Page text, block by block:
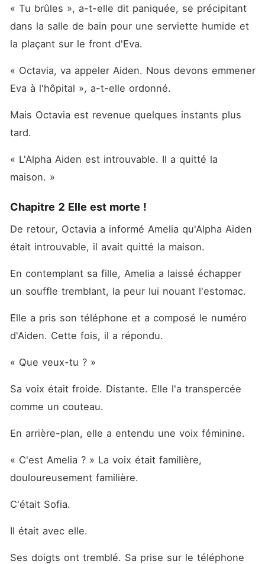
« Tu brûles », a-t-elle dit paniquée, se précipitant
dans la salle de bain pour une serviette humide et
la plaçant sur le front d'Eva.
« Octavia, va appeler Aiden. Nous devons emmener
Eva à l'hôpital », a-t-elle ordonné.
Mais Octavia est revenue quelques instants plus
tard.
« L'Alpha Aiden est introuvable. Il a quitté la
maison. »
Chapitre 2 Elle est morte !
De retour, Octavia a informé Amelia qu'Alpha Aiden
était introuvable, il avait quitté la maison.
En contemplant sa fille, Amelia a laissé échapper
un souffle tremblant, la peur lui nouant l'estomac.
Elle a pris son téléphone et a composé le numéro
d'Aiden. Cette fois, il a répondu.
« Que veux-tu ? »
Sa voix était froide. Distante. Elle l'a transpercée
comme un couteau.
En arrière-plan, elle a entendu une voix féminine.
« C'est Amelia ? » La voix était familière,
douloureusement familière.
C'était Sofia.
Il était avec elle.
Ses doigts ont tremblé. Sa prise sur le téléphone